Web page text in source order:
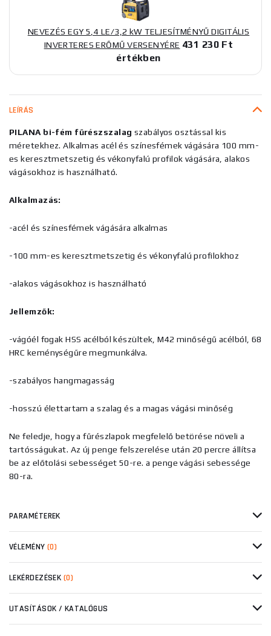
NEVEZÉS EGY 5,4 LE/3,2 kW TELJESÍTMÉNYŰ DIGITÁLIS
INVERTERES ERŐMŰ VERSENYÉRE 431 230 Ft
értékben
LEÍRÁS
PILANA bi-fém fűrészszalag szabályos osztással kis
méretekhez. Alkalmas acél és színesfémek vágására 100 mm-
es keresztmetszetig és vékonyfalú profilok vágására, alakos
vágásokhoz is használható.
Alkalmazás:
-acél és színesfémek vágására alkalmas
-100 mm-es keresztmetszetig és vékonyfalú profilokhoz
-alakos vágásokhoz is használható
Jellemzők:
-vágóél fogak HSS acélból készültek, M42 minőségű acélból, 68
HRC keménységűre megmunkálva.
-szabályos hangmagasság
-hosszú élettartam a szalag és a magas vágási minőség
Ne feledje, hogy a fűrészlapok megfelelő betörése növeli a
tartósságukat. Az új penge felszerelése után 20 percre állítsa
be az előtolási sebességet 50-re. a penge vágási sebessége
80-ra.
PARAMÉTEREK
VÉLEMÉNY (0)
LEKÉRDEZÉSEK (0)
UTASÍTÁSOK / KATALÓGUS